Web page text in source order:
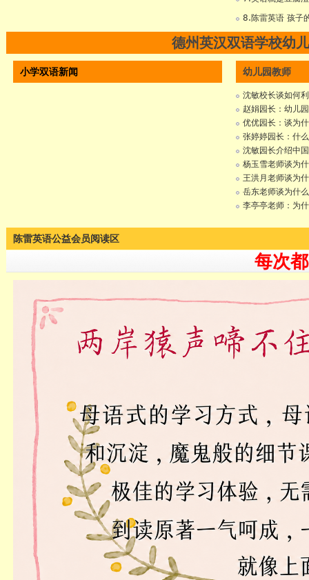
8.陈雷英语 孩子
德州英汉双语学校幼
小学双语新闻 幼儿园教师
沈敏校长谈如何
赵娟园长：幼儿
优优园长：谈为
张婷婷园长：什
沈敏园长介绍中
杨玉雪老师谈为
王洪月老师谈为
岳东老师谈为什
李亭亭老师：为
陈雷英语公益会员阅读区
每次